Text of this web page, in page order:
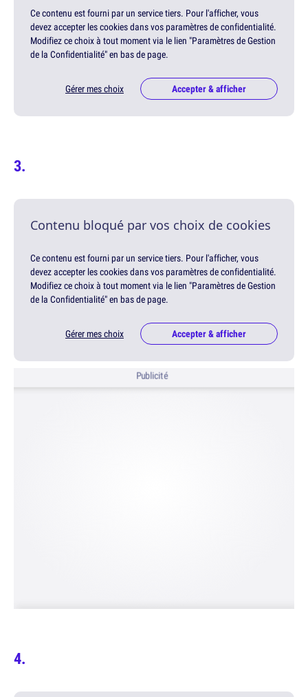
Ce contenu est fourni par un service tiers. Pour l'afficher, vous
devez accepter les cookies dans vos paramètres de confidentialité.
Modifiez ce choix à tout moment via le lien "Paramètres de Gestion
de la Confidentialité" en bas de page.
Gérer mes choix Accepter & afficher
Contenu bloqué par vos choix de cookies
Ce contenu est fourni par un service tiers. Pour l'afficher, vous
devez accepter les cookies dans vos paramètres de confidentialité.
Modifiez ce choix à tout moment via le lien "Paramètres de Gestion
de la Confidentialité" en bas de page.
Gérer mes choix Accepter & afficher
Publicité